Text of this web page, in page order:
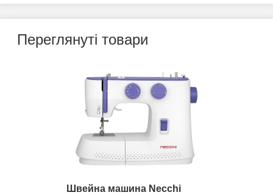
Переглянуті товари
Швейна машина Necchi